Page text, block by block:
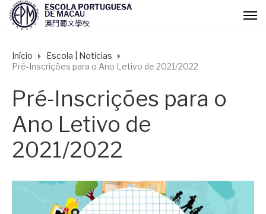
Início
Escola | Noticias
Pré-Inscrições para o Ano Letivo de 2021/2022
Pré-Inscrições para o
Ano Letivo de
2021/2022